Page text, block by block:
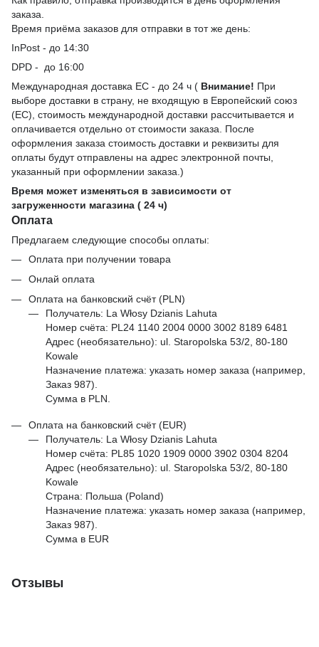
заказа.
Время приёма заказов для отправки в тот же день:
InPost - до 14:30
DPD - до 16:00
Международная доставка ЕС - до 24 ч ( Внимание! При
выборе доставки в страну, не входящую в Европейский союз
(ЕС), стоимость международной доставки рассчитывается и
оплачивается отдельно от стоимости заказа. После
оформления заказа стоимость доставки и реквизиты для
оплаты будут отправлены на адрес электронной почты,
указанный при оформлении заказа.)
Время может изменяться в зависимости от
загруженности магазина ( 24 ч)
Оплата
Предлагаем следующие способы оплаты:
Оплата при получении товара
Онлай оплата
Оплата на банковский счёт (PLN)
Получатель: La Włosy Dzianis Lahuta
Номер счёта: PL24 1140 2004 0000 3002 8189 6481
Адрес (необязательно): ul. Staropolska 53/2, 80-180
Kowale
Назначение платежа: указать номер заказа (например,
Заказ 987).
Сумма в PLN.
Оплата на банковский счёт (EUR)
Получатель: La Włosy Dzianis Lahuta
Номер счёта: PL85 1020 1909 0000 3902 0304 8204
Адрес (необязательно): ul. Staropolska 53/2, 80-180
Kowale
Страна: Польша (Poland)
Назначение платежа: указать номер заказа (например,
Заказ 987).
Сумма в EUR
Отзывы